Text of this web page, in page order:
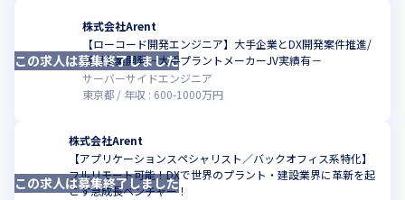
株式会社Arent
【ローコード開発エンジニア】大手企業とDX開発案件推進/
新規事業開発－大手プラントメーカーJV実績有－
サーバーサイドエンジニア
東京都
年収 : 600-1000万円
この求人は募集終了しました
株式会社Arent
【アプリケーションスペシャリスト／バックオフィス系特化】
フルリモート可能！DXで世界のプラント・建設業界に革新を起
こす急成長ベンチャー！
この求人は募集終了しました